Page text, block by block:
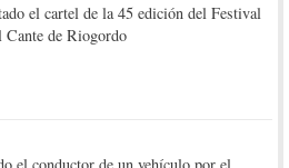
el cartel de la 45 edición del Festival
Cante de Riogordo
el conductor de un vehículo por el